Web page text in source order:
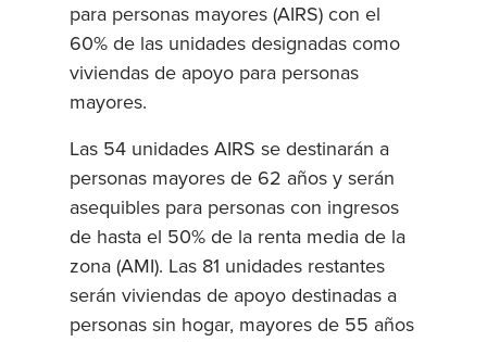
para personas mayores (AIRS) con el
60% de las unidades designadas como
viviendas de apoyo para personas
mayores.
Las 54 unidades AIRS se destinarán a
personas mayores de 62 años y serán
asequibles para personas con ingresos
de hasta el 50% de la renta media de la
zona (AMI). Las 81 unidades restantes
serán viviendas de apoyo destinadas a
personas sin hogar, mayores de 55 años